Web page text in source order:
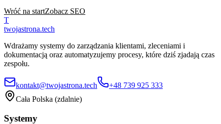
Wróć na startZobacz SEO
T
twojastrona.tech
Wdrażamy systemy do zarządzania klientami, zleceniami i
dokumentacją oraz automatyzujemy procesy, które dziś zjadają czas
zespołu.
kontakt@twojastrona.tech
+48 739 925 333
Cała Polska (zdalnie)
Systemy